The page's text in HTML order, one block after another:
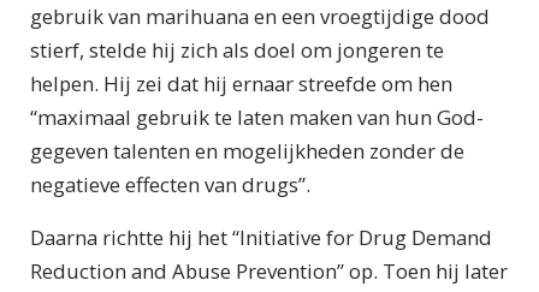
gebruik van marihuana en een vroegtijdige dood
stierf, stelde hij zich als doel om jongeren te
helpen. Hij zei dat hij ernaar streefde om hen
“maximaal gebruik te laten maken van hun God-
gegeven talenten en mogelijkheden zonder de
negatieve effecten van drugs”.
Daarna richtte hij het “Initiative for Drug Demand
Reduction and Abuse Prevention” op. Toen hij later